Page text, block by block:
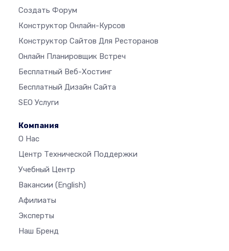
Создать Форум
Конструктор Онлайн-Курсов
Конструктор Сайтов Для Ресторанов
Онлайн Планировщик Встреч
Бесплатный Веб-Хостинг
Бесплатный Дизайн Сайта
SEO Услуги
Компания
О Нас
Центр Технической Поддержки
Учебный Центр
Вакансии (English)
Афилиаты
Эксперты
Наш Бренд